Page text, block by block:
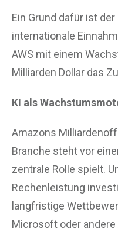
Ein Grund dafür ist
internationale
AWS mit einem
Milliarden Dollar das
KI als
Amazons
Branche steht vor
zentrale Rolle spielt.
Rechenleistung
langfristige
Microsoft oder